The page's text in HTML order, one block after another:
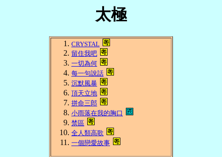
太極
CRYSTAL
留住我吧
一切為何
每一句說話
沉默風暴
頂天立地
拼命三郎
小雨落在我的胸口
禁區
全人類高歌
一個戀愛故事